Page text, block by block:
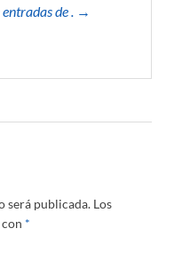
entradas de . →
será publicada. Los
*